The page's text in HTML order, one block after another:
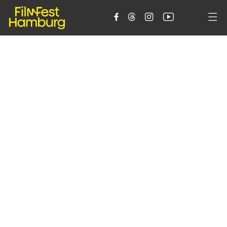
    